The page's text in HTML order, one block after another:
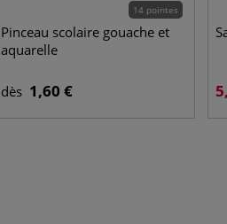
14 pointes
Pinceau scolaire gouache et
aquarelle
dès 1,60 €